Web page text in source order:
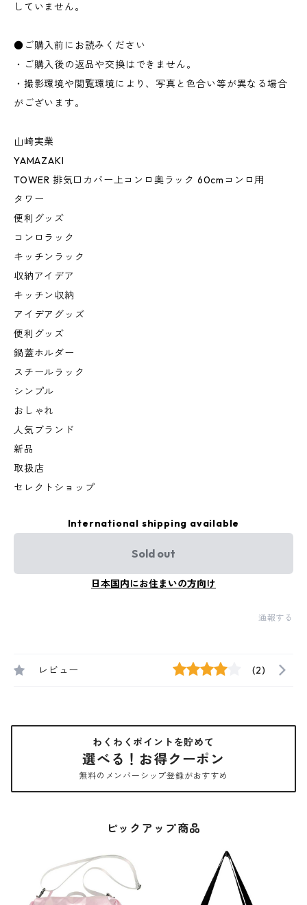
していません。
●ご購入前にお読みください
・ご購入後の返品や交換はできません。
・撮影環境や閲覧環境により、写真と色合い等が異なる場合
がございます。
山崎実業
YAMAZAKI
TOWER 排気口カバー上コンロ奥ラック 60cmコンロ用
タワー
便利グッズ
コンロラック
キッチンラック
収納アイデア
キッチン収納
アイデアグッズ
便利グッズ
鍋蓋ホルダー
スチールラック
シンプル
おしゃれ
人気ブランド
新品
取扱店
セレクトショップ
International shipping available
Sold out
日本国内にお住まいの方向け
通報する
レビュー (2)
わくわくポイントを貯めて
選べる！お得クーポン
無料のメンバーシップ登録がおすすめ
ピックアップ商品